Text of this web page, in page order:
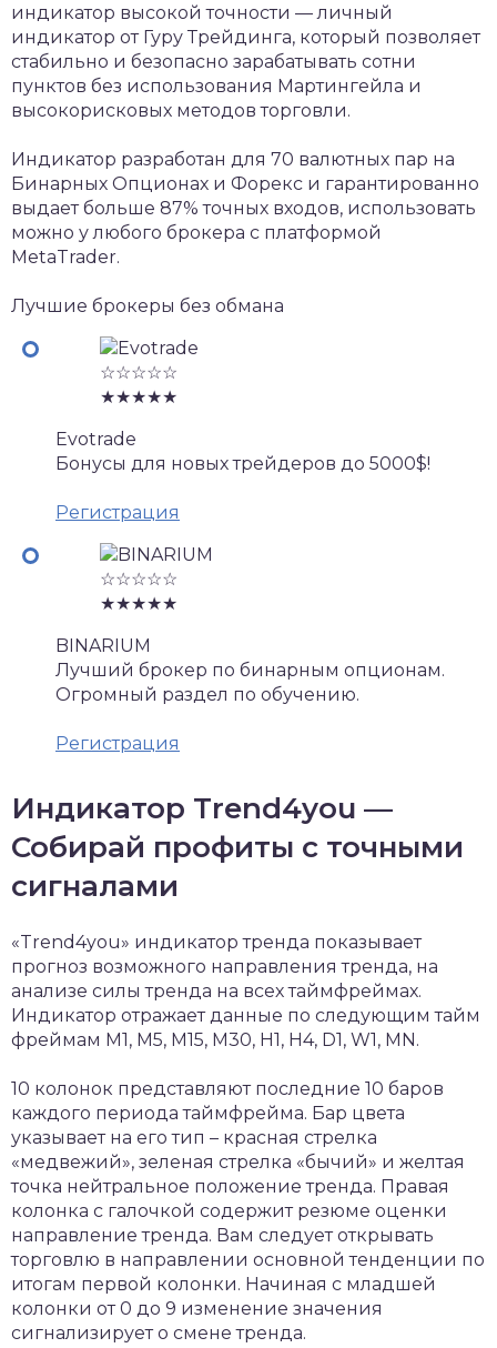
индикатор высокой точности — личный
индикатор от Гуру Трейдинга, который позволяет
стабильно и безопасно зарабатывать сотни
пунктов без использования Мартингейла и
высокорисковых методов торговли.
Индикатор разработан для 70 валютных пар на
Бинарных Опционах и Форекс и гарантированно
выдает больше 87% точных входов, использовать
можно у любого брокера с платформой
MetaTrader.
Лучшие брокеры без обмана
☆☆☆☆☆
★★★★★
Evotrade
Бонусы для новых трейдеров до 5000$!
Регистрация
☆☆☆☆☆
★★★★★
BINARIUM
Лучший брокер по бинарным опционам.
Огромный раздел по обучению.
Регистрация
Индикатор Trend4you —
Собирай профиты с точными
сигналами
«Trend4you» индикатор тренда показывает
прогноз возможного направления тренда, на
анализе силы тренда на всех таймфреймах.
Индикатор отражает данные по следующим тайм
фреймам M1, M5, M15, M30, H1, H4, D1, W1, MN.
10 колонок представляют последние 10 баров
каждого периода таймфрейма. Бар цвета
указывает на его тип – красная стрелка
«медвежий», зеленая стрелка «бычий» и желтая
точка нейтральное положение тренда. Правая
колонка с галочкой содержит резюме оценки
направление тренда. Вам следует открывать
торговлю в направлении основной тенденции по
итогам первой колонки. Начиная с младшей
колонки от 0 до 9 изменение значения
сигнализирует о смене тренда.